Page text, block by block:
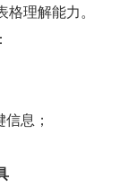
理解能力。
息；